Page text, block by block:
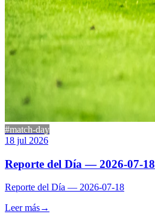
#match-day
18 jul 2026
Reporte del Día — 2026-07-18
Reporte del Día — 2026-07-18
Leer más→